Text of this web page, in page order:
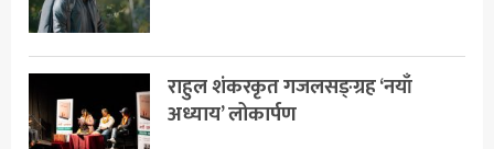
राहुल शंकरकृत गजलसङ्ग्रह ‘नयाँ
अध्याय’ लोकार्पण